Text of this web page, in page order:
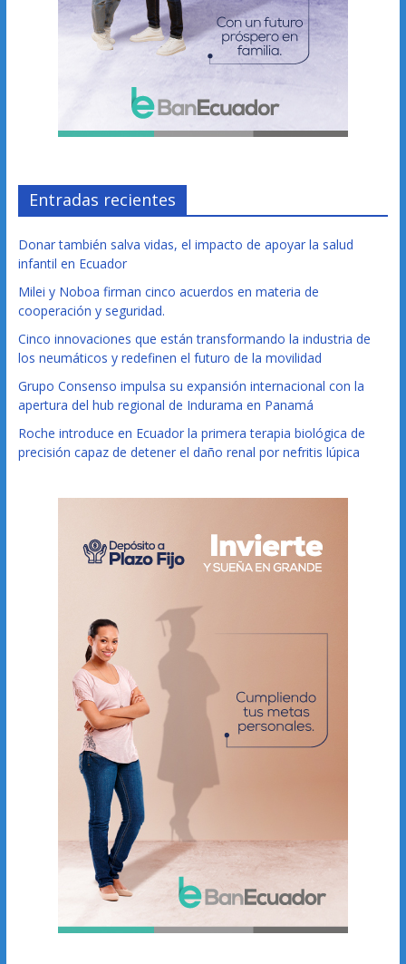
Entradas recientes
Donar también salva vidas, el impacto de apoyar la salud
infantil en Ecuador
Milei y Noboa firman cinco acuerdos en materia de
cooperación y seguridad.
Cinco innovaciones que están transformando la industria de
los neumáticos y redefinen el futuro de la movilidad
Grupo Consenso impulsa su expansión internacional con la
apertura del hub regional de Indurama en Panamá
Roche introduce en Ecuador la primera terapia biológica de
precisión capaz de detener el daño renal por nefritis lúpica